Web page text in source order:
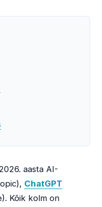
aasta AI-
ChatGPT
Kõik kolm on